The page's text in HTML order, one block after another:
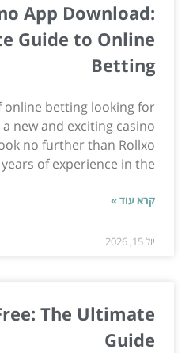
App Download:
Guide to Online
Betting
online betting looking for
new and exciting casino
no further than Rollxo
of experience in the...
קרא עוד »
יול 15, 2026
The Ultimate
Guide